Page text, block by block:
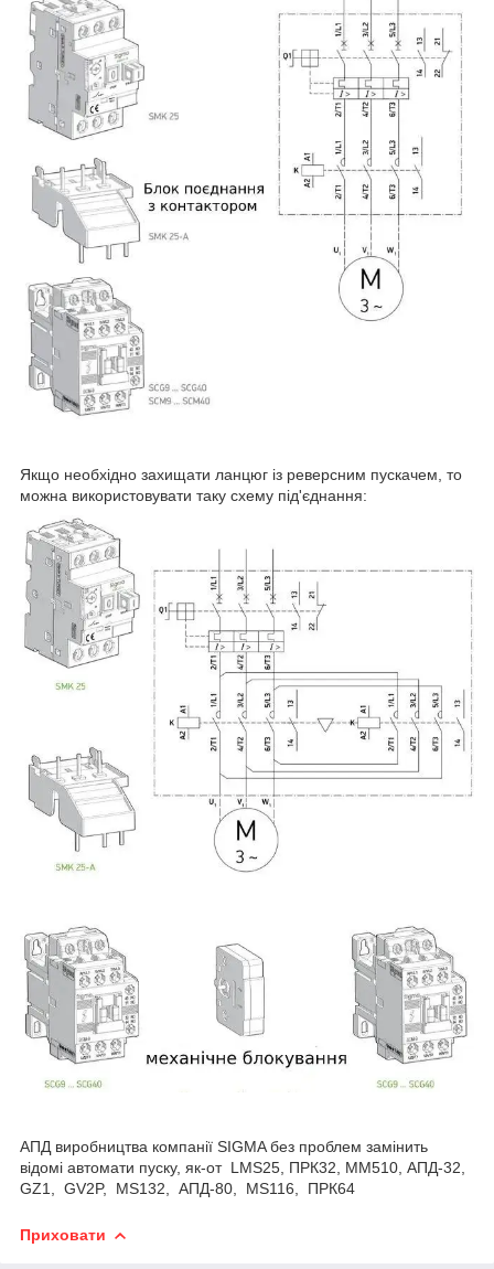
Якщо необхідно захищати ланцюг із реверсним пускачем, то
можна використовувати таку схему під'єднання:
АПД виробництва компанії SIGMA без проблем замінить
відомі автомати пуску, як-от LMS25, ПРК32, ММ510, АПД-32,
GZ1, GV2P, MS132, АПД-80, MS116, ПРК64
Приховати